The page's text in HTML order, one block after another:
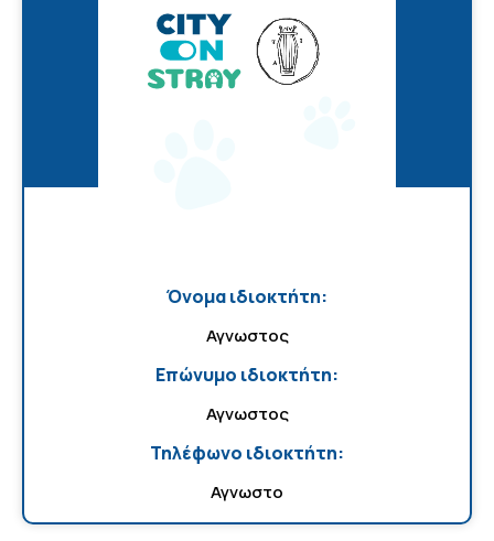
Όνομα ιδιοκτήτη:
Αγνωστος
Επώνυμο ιδιοκτήτη:
Αγνωστος
Τηλέφωνο ιδιοκτήτη:
Αγνωστο